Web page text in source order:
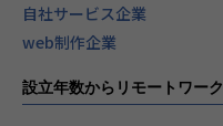
自社サービス企業
web制作企業
設立年数からリモートワー